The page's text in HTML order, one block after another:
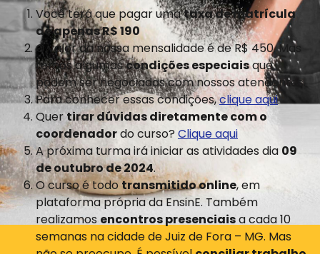
Você terá que pagar umataxa de matrícula
de apenas R$ 190
O valor da nossa mensalidade é de R$ 450. Mas
temos algumascondições especiaisque
podem ser negociadas com nossos atendentes.
Para conhecer essas condições,clique aqui
Quertirar dúvidas diretamente com o
coordenadordo curso?Clique aqui
A próxima turma irá iniciar as atividades dia 09
de outubro de 2024.
O curso é todotransmitido online, em
plataforma própria da EnsinE. Também
realizamos encontros presenciaisa cada 10
semanas na cidade de Juiz de Fora – MG. Mas